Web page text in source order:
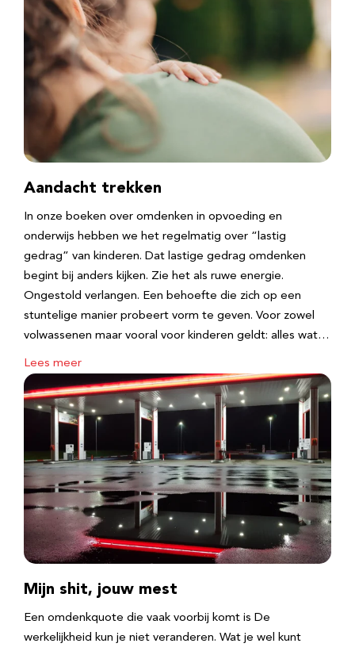
Aandacht trekken
In onze boeken over omdenken in opvoeding en
onderwijs hebben we het regelmatig over “lastig
gedrag” van kinderen. Dat lastige gedrag omdenken
begint bij anders kijken. Zie het als ruwe energie.
Ongestold verlangen. Een behoefte die zich op een
stuntelige manier probeert vorm te geven. Voor zowel
volwassenen maar vooral voor kinderen geldt: alles wat…
Lees meer
Mijn shit, jouw mest
Een omdenkquote die vaak voorbij komt is De
werkelijkheid kun je niet veranderen. Wat je wel kunt